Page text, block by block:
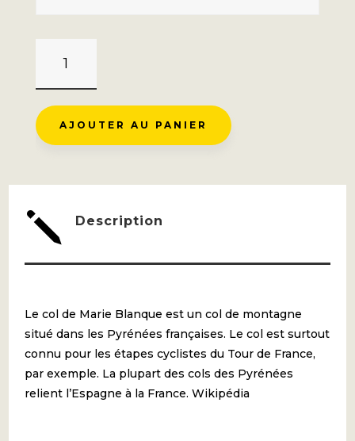
COL
DE
MARIE-
-
AJOUTER AU PANIER
j Description
Le col de Marie Blanque est un col de montagne
situé dans les Pyrénées françaises. Le col est surtout
connu pour les étapes cyclistes du Tour de France,
par exemple. La plupart des cols des Pyrénées
relient l’Espagne à la France. Wikipédia